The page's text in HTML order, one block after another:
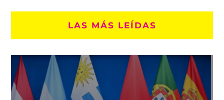
LAS MÁS LEÍDAS